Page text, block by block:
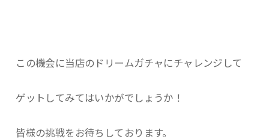
この機会に当店のドリームガチャにチャレンジして
ゲットしてみてはいかがでしょうか！
皆様の挑戦をお待ちしております。